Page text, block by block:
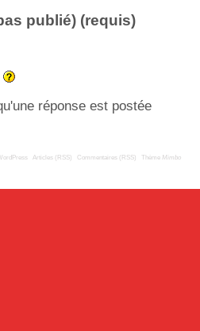
publié) (requis)
réponse est postée
Articles (RSS) Commentaires (RSS) Thème Mimbo